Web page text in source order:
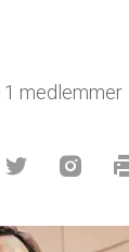
medlemmer